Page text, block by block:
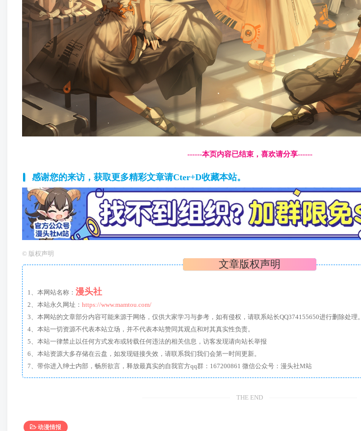
------本页内容已结束，喜欢请分享------
感谢您的来访，获取更多精彩文章请Cter+D收藏本站。
© 版权声明
文章版权声明
1、本网站名称： 漫头社
2、本站永久网址： https://www.mamtou.com/
3、本网站的文章部分内容可能来源于网络，仅供大家学习与参考，如有侵权，请联系站长QQ374155650进行删除处理。
4、本站一切资源不代表本站立场，并不代表本站赞同其观点和对其真实性负责。
5、本站一律禁止以任何方式发布或转载任何违法的相关信息，访客发现请向站长举报
6、本站资源大多存储在云盘，如发现链接失效，请联系我们我们会第一时间更新。
7、带你进入绅士内部，畅所欲言，释放最真实的自我官方qq群：167200861 微信公众号：漫头社M站
THE END
动漫情报